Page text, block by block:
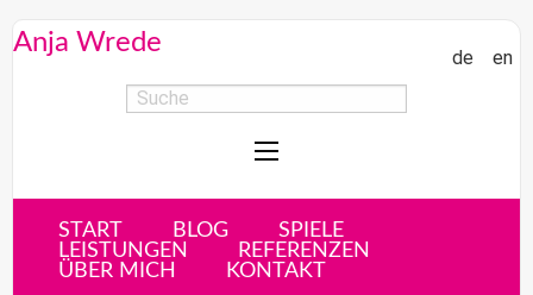
Anja Wrede de en
START BLOG
SPIELE
LEISTUNGEN
REFERENZEN
ÜBER MICH
KONTAKT